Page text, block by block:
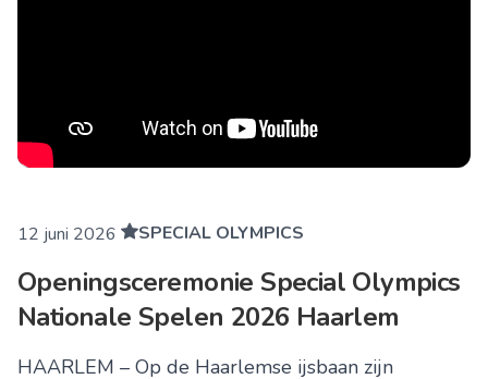
12 juni 2026 SPECIAL OLYMPICS
Openingsceremonie Special Olympics
Nationale Spelen 2026 Haarlem
HAARLEM – Op de Haarlemse ijsbaan zijn